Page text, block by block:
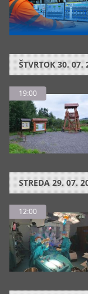
ŠTVRTOK 30. 07.
19:00
STREDA 29. 07.
12:00